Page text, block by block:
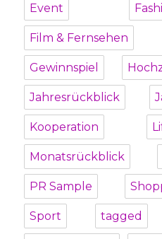
Event
Film & Fernsehen
Gewinnspiel
Jahresrückblick
Kooperation
Monatsrückblick
PR Sample
Sport tagged